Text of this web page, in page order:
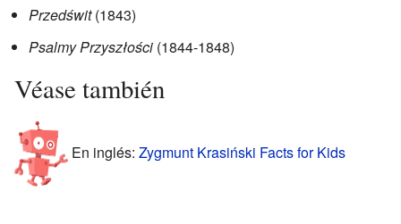
Przedświt(1843)
Psalmy Przyszłości (1844-1848)
Véase también
En inglés: Zygmunt Krasiński Facts for Kids